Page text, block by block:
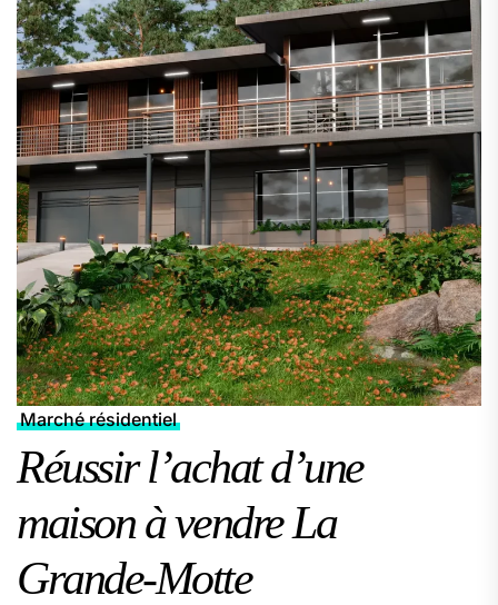
Marché résidentiel
Réussir l’achat d’une
maison à vendre La
Grande-Motte